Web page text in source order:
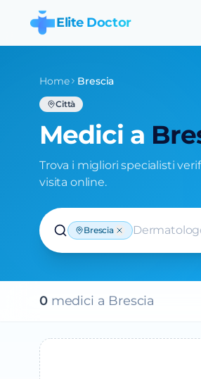
Elite Doctor
Home Brescia
Città
Medici a
Trova i migliori specialisti
visita online.
Brescia
0medici a Brescia